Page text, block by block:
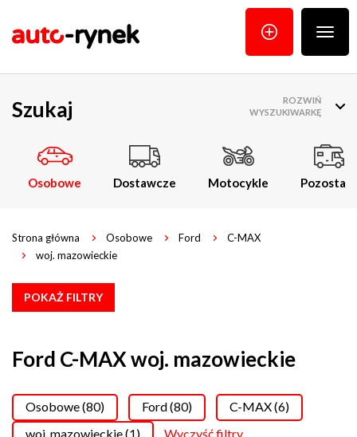
menu
Szukaj
Osobowe Dostawcze Motocykle Pozostałe
ROZWIŃ
WYSZUKIWARKĘ
Strona główna Osobowe Ford
C-MAX
woj. mazowieckie
POKAŻ FILTRY
Ford C-MAX woj. mazowieckie
Osobowe (80) Ford (80)
C-MAX (6)
woj. mazowieckie (1)
Wyczyść filtry